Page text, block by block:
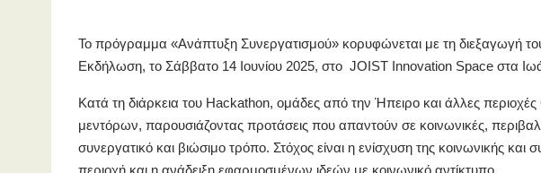
Το πρόγραμμα «Ανάπτυξη Συνεργατισμού» κορυφώνεται με τη διεξαγωγή
Εκδήλωση, το Σάββατο 14 Ιουνίου 2025, στο JOIST Innovation Space στα
Κατά τη διάρκεια του Hackathon, ομάδες από την Ήπειρο και άλλες
μεντόρων, παρουσιάζοντας προτάσεις που απαντούν σε κοινωνικές,
συνεργατικό και βιώσιμο τρόπο. Στόχος είναι η ενίσχυση της κοινωνικής και